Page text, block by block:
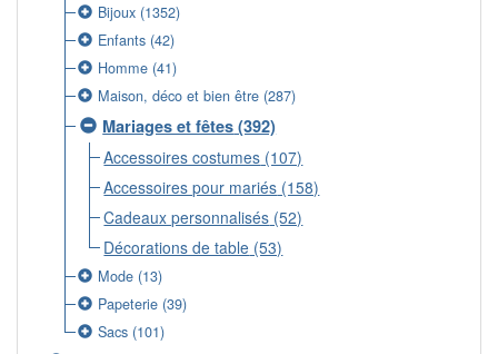
Bijoux (1352)
Enfants (42)
Homme (41)
Maison, déco et bien être (287)
Mariages et fêtes (392)
Accessoires costumes (107)
Accessoires pour mariés (158)
Cadeaux personnalisés (52)
Décorations de table (53)
Mode (13)
Papeterie (39)
Sacs (101)